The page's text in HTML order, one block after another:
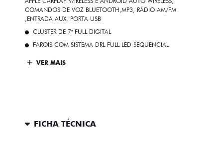
COMANDOS DE VOZ BLUETOOTH,MP3, RÁDIO AM/FM
,ENTRADA AUX, PORTA USB
CLUSTER DE 7" FULL DIGITAL
FAROIS COM SISTEMA DRL FULL LED SEQUENCIAL
VER MAIS
FICHA TÉCNICA